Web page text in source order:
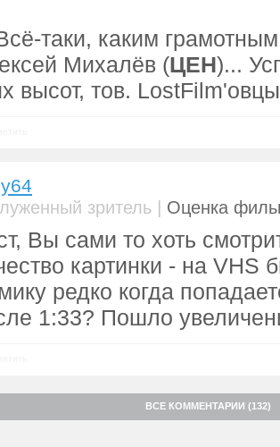
таки, каким
Михалёв (ЦЕН)...
высот, тов.
зритель | Оценка
Вы сами то хоть
картинки - на
редко когда
1:33? Пошло
ВСЕ КОММЕНТАРИИ (132)